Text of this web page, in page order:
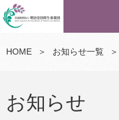
HOME ＞ お知らせ一覧 ＞
お知らせ